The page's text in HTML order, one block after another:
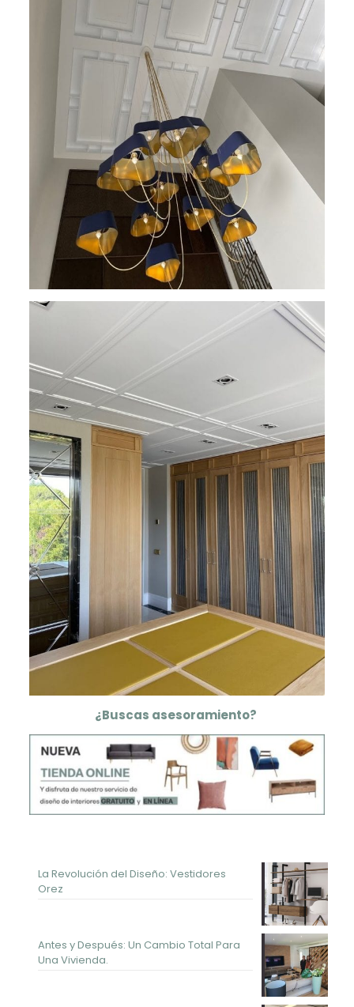
¿Buscas asesoramiento?
La Revolución del Diseño: Vestidores
Orez
Antes y Después: Un Cambio Total Para
Una Vivienda.